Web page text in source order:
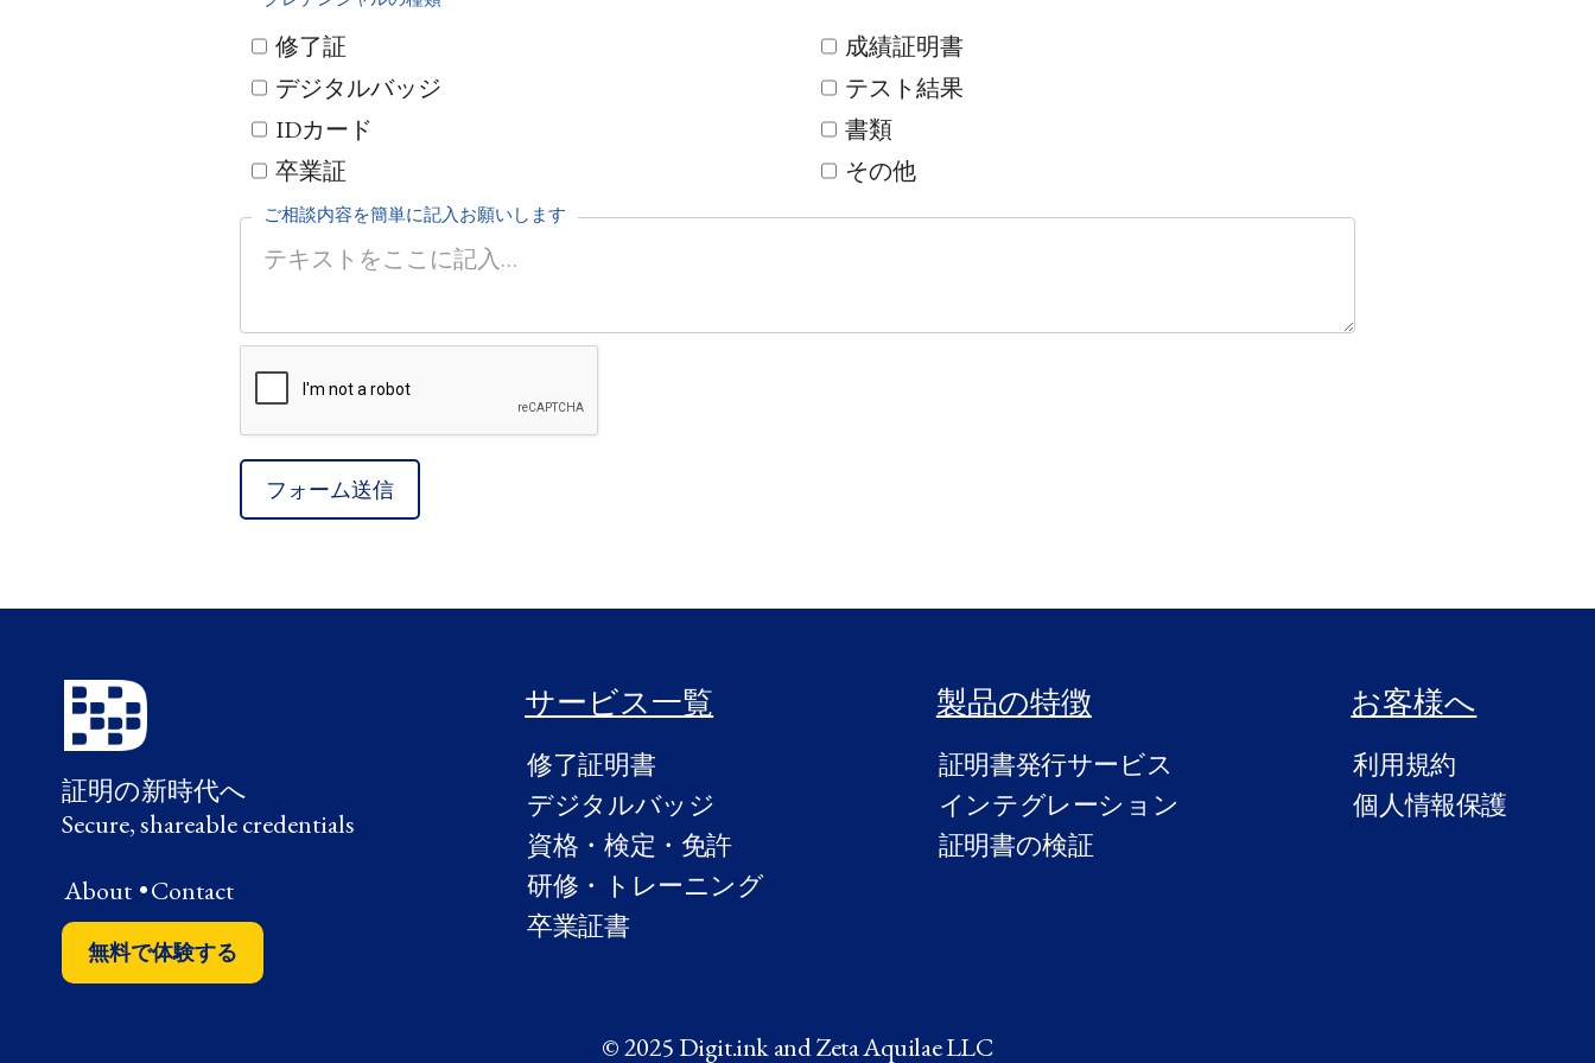
修了証
デジタルバッジ
IDカード
卒業証
成績証明書
テスト結果
書類
その他
ご相談内容を簡単に記入お願いします
証明の新時代へ
Secure, shareable credentials
About •Contact
無料で体験する
サービス一覧
修了証明書
デジタルバッジ
資格・検定・免許
研修・トレーニング
卒業証書
製品の特徴
証明書発行サービス
インテグレーション
証明書の検証
お客様へ
利用規約
個人情報保護
© 2025 Digit.ink and Zeta Aquilae LLC